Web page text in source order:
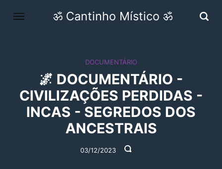
ॐ Cantinho Místico ॐ
DOCUMENTÁRIO
🌌 DOCUMENTÁRIO -
CIVILIZAÇÕES PERDIDAS -
INCAS - SEGREDOS DOS
ANCESTRAIS
03/12/2023